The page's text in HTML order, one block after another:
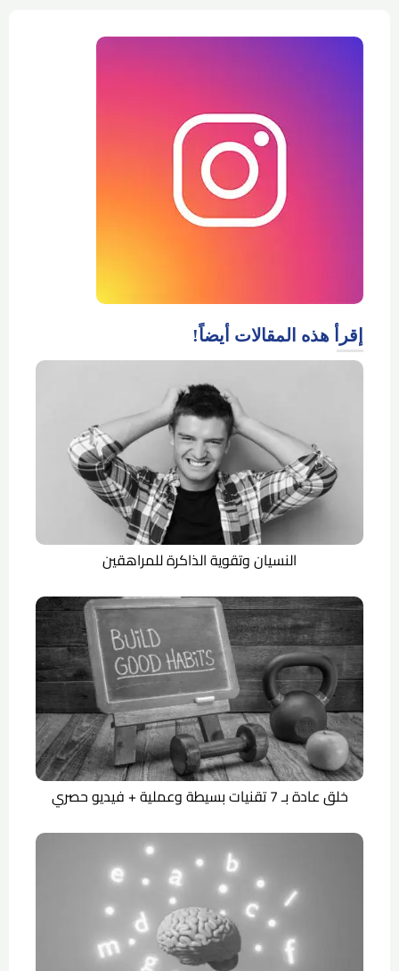
إقرأ هذه المقالات أيضاً!
النسيان وتقوية الذاكرة للمراهقين
خلق عادة بـ 7 تقنيات بسيطة وعملية + فيديو حصري